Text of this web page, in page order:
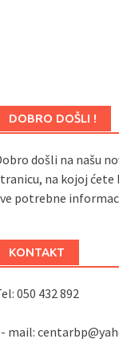
DOBRO DOŠLI !
došli na našu
na kojoj
potrebne
KONTAKT
050 432 892
mail: